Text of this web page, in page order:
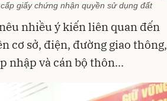
giấy chứng nhận quyền sử dụng đất
nhiều ý kiến liên quan đến
cơ sở, điện, đường giao thông,
nhập và cán bộ thôn...